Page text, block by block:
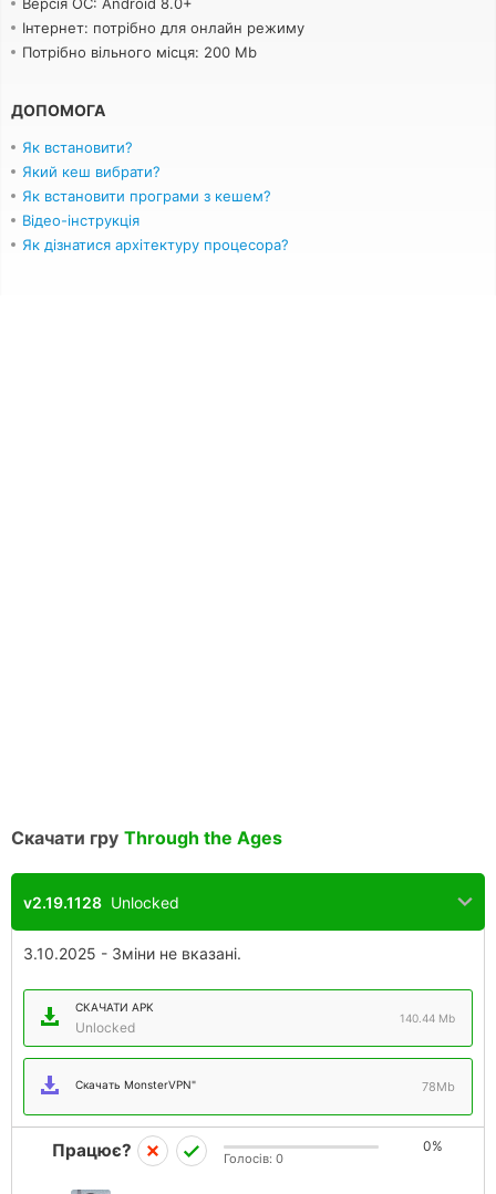
Інтернет: потрібно для онлайн режиму
Потрібно вільного місця: 200 Mb
ДОПОМОГА
Як встановити?
Який кеш вибрати?
Як встановити програми з кешем?
Відео-інструкція
Як дізнатися архітектуру процесора?
Скачати гру Through the Ages
v2.19.1128 Unlocked
3.10.2025 - Зміни не вказані.
СКАЧАТИ APK
Unlocked
140.44 Mb
Скачать MonsterVPN" 78Mb
Працює? 0%
Голосів: 0